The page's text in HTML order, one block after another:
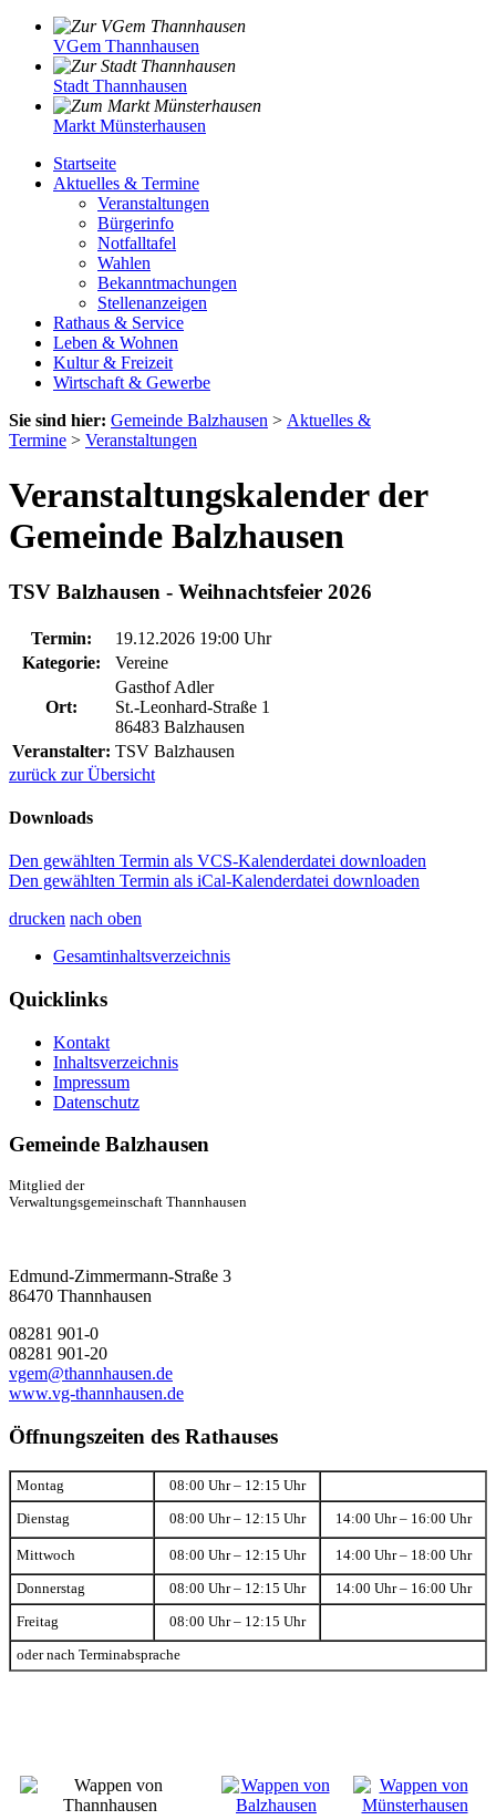
VGem Thannhausen
Stadt Thannhausen
Markt Münsterhausen
Startseite
Aktuelles & Termine
Veranstaltungen
Bürgerinfo
Notfalltafel
Wahlen
Bekanntmachungen
Stellenanzeigen
Rathaus & Service
Leben & Wohnen
Kultur & Freizeit
Wirtschaft & Gewerbe
Sie sind hier: Gemeinde Balzhausen > Aktuelles &
Termine > Veranstaltungen
Veranstaltungskalender der
Gemeinde Balzhausen
TSV Balzhausen - Weihnachtsfeier 2026
Termin:
19.12.2026 19:00 Uhr
Kategorie:
Vereine
Ort:
Gasthof Adler
St.-Leonhard-Straße 1
86483 Balzhausen
Veranstalter: TSV Balzhausen
zurück zur Übersicht
Downloads
Den gewählten Termin als VCS-Kalenderdatei downloaden
Den gewählten Termin als iCal-Kalenderdatei downloaden
drucken nach oben
Gesamtinhaltsverzeichnis
Quicklinks
Kontakt
Inhaltsverzeichnis
Impressum
Datenschutz
Gemeinde Balzhausen
Mitglied der
Verwaltungsgemeinschaft Thannhausen
Edmund-Zimmermann-Straße 3
86470 Thannhausen
08281 901-0
08281 901-20
vgem@thannhausen.de
www.vg-thannhausen.de
Öffnungszeiten des Rathauses
Montag 08:00 Uhr – 12:15 Uhr
Dienstag 08:00 Uhr – 12:15 Uhr 14:00 Uhr – 16:00 Uhr
Mittwoch 08:00 Uhr – 12:15 Uhr 14:00 Uhr – 18:00 Uhr
Donnerstag 08:00 Uhr – 12:15 Uhr 14:00 Uhr – 16:00 Uhr
Freitag 08:00 Uhr – 12:15 Uhr
oder nach Terminabsprache